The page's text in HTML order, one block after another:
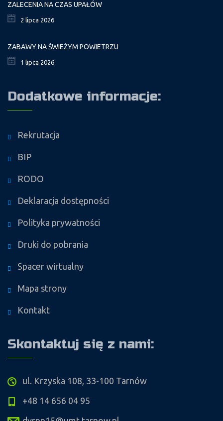
ZALECENIA NA CZAS UPAŁÓW
2 lipca 2026
ZABAWY NA ŚWIEŻYM POWIETRZU
1 lipca 2026
Dodatkowe informacje:
Rekrutacja
BIP
RODO
Deklaracja dostępności
Polityka prywatności
Druki do pobrania
Spacer wirtualny
Mapa strony
Kontakt
Skontaktuj się z nami:
ul. Krzyska 108, 33-100 Tarnów
+48 14 656 04 95